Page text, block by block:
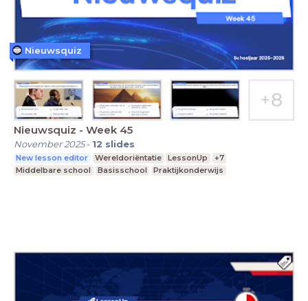
Nieuwsquiz - Week 45
November 2025- 12 slides
New lesson editor Wereldoriëntatie LessonUp
+7
Middelbare school
Basisschool Praktijkonderwijs
Nieuwsquiz